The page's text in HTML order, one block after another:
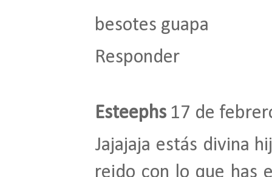
besotes guapa
Responder
Esteephs 17 de
Jajajaja estás divina
reido con lo que has